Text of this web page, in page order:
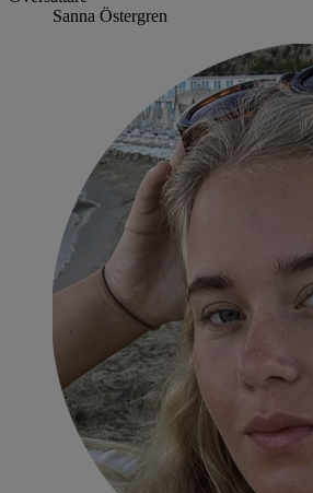
Sanna Östergren